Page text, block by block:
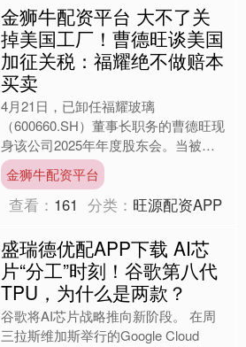
金狮牛配资平台 大不了关
掉美国工厂！曹德旺谈美国
加征关税：福耀绝不做赔本
买卖
4月21日，已卸任福耀玻璃
（600660.SH）董事长职务的曹德旺现
身该公司2025年年度股东会。当被问
及海外地缘政治与关税风险时，年近
80岁的“玻璃大王”曹德....
金狮牛配资平台
查看： 161 分类： 旺源配资APP
盛瑞德优配APP下载 AI芯
片“分工”时刻！谷歌第八代
TPU，为什么是两款？
谷歌将AI芯片战略推向新阶段。 在周
三拉斯维加斯举行的Google Cloud